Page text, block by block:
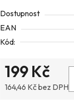
z
5
hvězdiček.
Dostupnost
EAN
Kód:
199 Kč
164,46 Kč bez DPH